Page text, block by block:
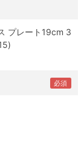
プレート19cm 3